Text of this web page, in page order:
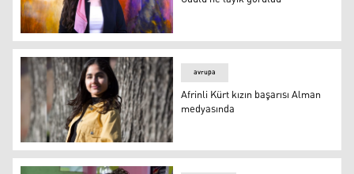
Afrinli genç kız Prenses Diana Ödülü’ne layık görüldü
Afrinli Kürt kızın başarısı Alman medyasında
avrupa
Afrinli Kürt kızın başarısı Alman
medyasında